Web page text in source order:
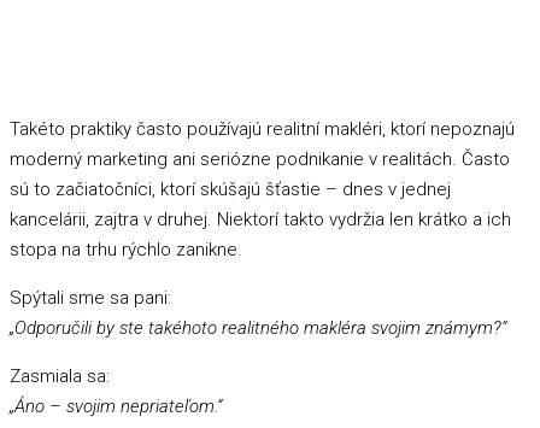
Takéto praktiky často používajú realitní makléri, ktorí nepoznajú
moderný marketing ani seriózne podnikanie v realitách. Často
sú to začiatočníci, ktorí skúšajú šťastie – dnes v jednej
kancelárii, zajtra v druhej. Niektorí takto vydržia len krátko a ich
stopa na trhu rýchlo zanikne.
Spýtali sme sa pani:
„Odporučili by ste takéhoto realitného makléra svojim známym?“
Zasmiala sa:
„Áno – svojim nepriateľom.“